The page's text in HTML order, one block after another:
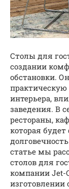
Столы для
создании
обстановки.
интерьера,
заведения. В
рестораны,
которая будет
статье мы
столов для
компании Jet-
изготовлении